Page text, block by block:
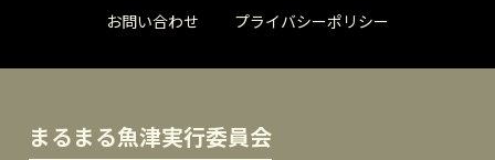
お問い合わせ プライバシーポリシー
まるまる魚津実行委員会